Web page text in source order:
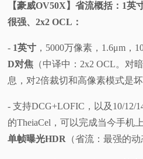
普
体
验
专
题
【豪威OV50X】省流概括：1
很强、2x2 OCL：
- 1英寸 ，5000万像素，1.6μm，
D对焦 （中译中：2x2 OCL。对
息，对2倍裁切和高像素模式是坏
- 支持DCG+LOFIC，以及10/12/
的TheiaCel，可以完成当今手机
单帧曝光HDR （省流：最强的